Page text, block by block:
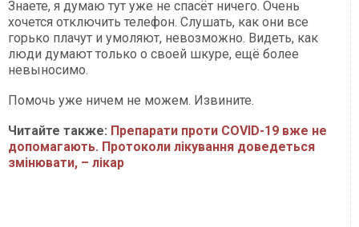
Знаете, я думаю тут уже не спасёт ничего. Очень
хочется отключить телефон. Слушать, как они все
горько плачут и умоляют, невозможно. Видеть, как
люди думают только о своей шкуре, ещё более
невыносимо.
Помочь уже ничем не можем. Извините.
Читайте также: Препарати проти COVID-19 вже не
допомагають. Протоколи лікування доведеться
змінювати, – лікар